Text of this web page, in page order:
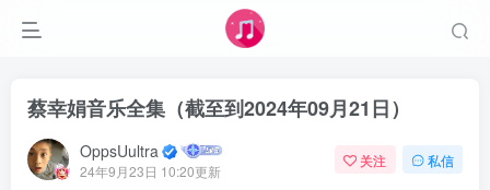
蔡幸娟音乐全集（截至到2024年09月21日）
OppsUultra
24年9月23日 10:20更新
关注 私信